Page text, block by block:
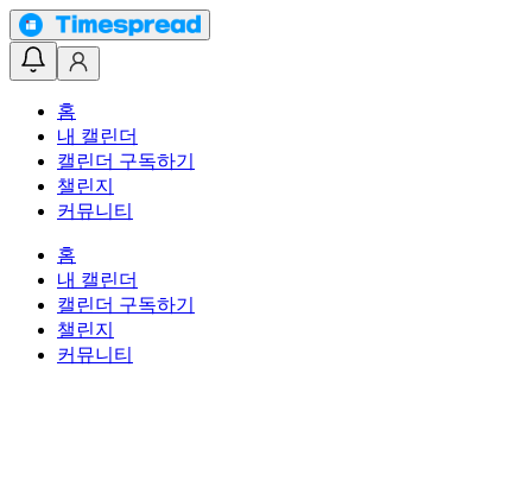
홈
내 캘린더
캘린더 구독하기
챌린지
커뮤니티
홈
내 캘린더
캘린더 구독하기
챌린지
커뮤니티